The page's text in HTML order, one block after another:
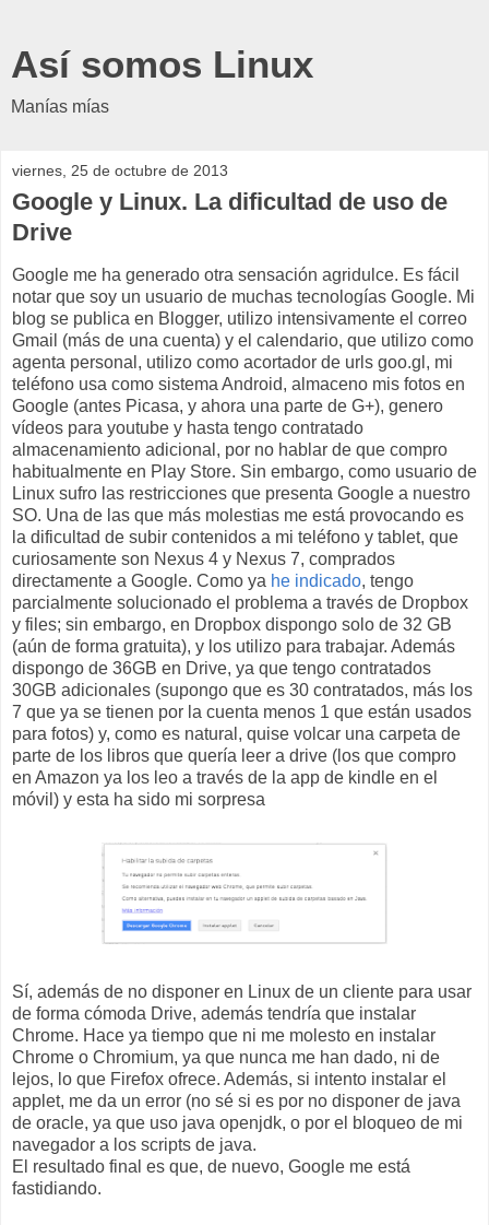
Así somos Linux
Manías mías
viernes, 25 de octubre de 2013
Google y Linux. La dificultad de uso de
Drive
Google me ha generado otra sensación agridulce. Es fácil
notar que soy un usuario de muchas tecnologías Google. Mi
blog se publica en Blogger, utilizo intensivamente el correo
Gmail (más de una cuenta) y el calendario, que utilizo como
agenta personal, utilizo como acortador de urls goo.gl, mi
teléfono usa como sistema Android, almaceno mis fotos en
Google (antes Picasa, y ahora una parte de G+), genero
vídeos para youtube y hasta tengo contratado
almacenamiento adicional, por no hablar de que compro
habitualmente en Play Store. Sin embargo, como usuario de
Linux sufro las restricciones que presenta Google a nuestro
SO. Una de las que más molestias me está provocando es
la dificultad de subir contenidos a mi teléfono y tablet, que
curiosamente son Nexus 4 y Nexus 7, comprados
directamente a Google. Como ya he indicado, tengo
parcialmente solucionado el problema a través de Dropbox
y files; sin embargo, en Dropbox dispongo solo de 32 GB
(aún de forma gratuita), y los utilizo para trabajar. Además
dispongo de 36GB en Drive, ya que tengo contratados
30GB adicionales (supongo que es 30 contratados, más los
7 que ya se tienen por la cuenta menos 1 que están usados
para fotos) y, como es natural, quise volcar una carpeta de
parte de los libros que quería leer a drive (los que compro
en Amazon ya los leo a través de la app de kindle en el
móvil) y esta ha sido mi sorpresa
Sí, además de no disponer en Linux de un cliente para usar
de forma cómoda Drive, además tendría que instalar
Chrome. Hace ya tiempo que ni me molesto en instalar
Chrome o Chromium, ya que nunca me han dado, ni de
lejos, lo que Firefox ofrece. Además, si intento instalar el
applet, me da un error (no sé si es por no disponer de java
de oracle, ya que uso java openjdk, o por el bloqueo de mi
navegador a los scripts de java.
El resultado final es que, de nuevo, Google me está
fastidiando.